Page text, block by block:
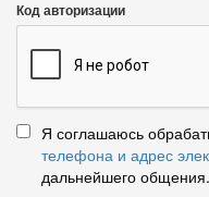
Код авторизации
Я соглашаюсь
телефона и адрес
дальнейшего общения.